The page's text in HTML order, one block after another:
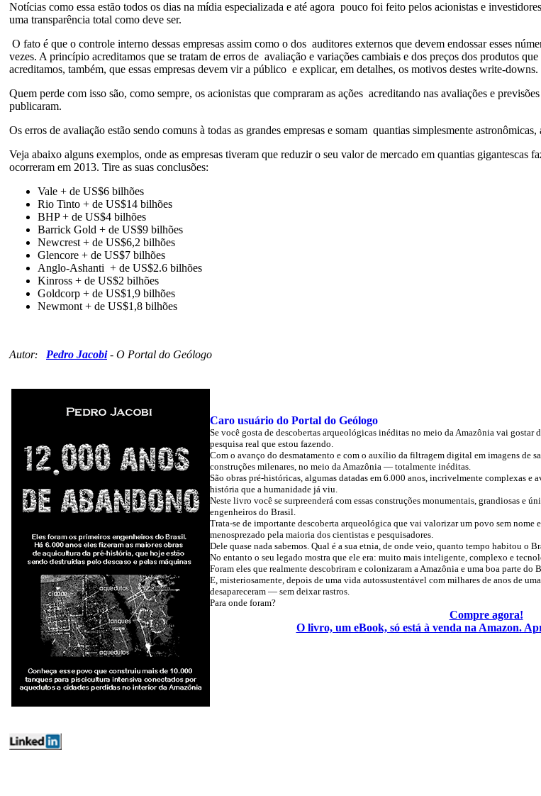
Notícias como essa estão todos os dias na mídia especializada e até agora pouco foi feito pelos acionistas e
uma transparência total como deve ser.
O fato é que o controle interno dessas empresas assim como o dos auditores externos que devem endossar esses
vezes. A princípio acreditamos que se tratam de erros de avaliação e variações cambiais e dos preços dos produtos
acreditamos, também, que essas empresas devem vir a público e explicar, em detalhes, os motivos destes write-downs.
Quem perde com isso são, como sempre, os acionistas que compraram as ações acreditando nas avaliações e
publicaram.
Os erros de avaliação estão sendo comuns à todas as grandes empresas e somam quantias simplesmente
Veja abaixo alguns exemplos, onde as empresas tiveram que reduzir o seu valor de mercado em quantias gigantescas
ocorreram em 2013. Tire as suas conclusões:
Vale + de US$6 bilhões
Rio Tinto + de US$14 bilhões
BHP + de US$4 bilhões
Barrick Gold + de US$9 bilhões
Newcrest + de US$6,2 bilhões
Glencore + de US$7 bilhões
Anglo-Ashanti + de US$2.6 bilhões
Kinross + de US$2 bilhões
Goldcorp + de US$1,9 bilhões
Newmont + de US$1,8 bilhões
Autor: Pedro Jacobi- O Portal do Geólogo
Caro usuário do Portal do Geólogo
Se você gosta de descobertas arqueológicas inéditas no meio da Amazônia vai
pesquisa real que estou fazendo.
Com o avanço do desmatamento e com o auxílio da filtragem digital em imagens de
construções milenares, no meio da Amazônia — totalmente inéditas.
São obras pré-históricas, algumas datadas em 6.000 anos, incrivelmente complexas e
história que a humanidade já viu.
Neste livro você se surpreenderá com essas construções monumentais, grandiosas e
engenheiros do Brasil.
Trata-se de importante descoberta arqueológica que vai valorizar um povo sem
menosprezado pela maioria dos cientistas e pesquisadores.
Dele quase nada sabemos. Qual é a sua etnia, de onde veio, quanto tempo habitou o
No entanto o seu legado mostra que ele era: muito mais inteligente, complexo e
Foram eles que realmente descobriram e colonizaram a Amazônia e uma boa parte do
E, misteriosamente, depois de uma vida autossustentável com milhares de anos de
desapareceram — sem deixar rastros.
Para onde foram?
Compre agora!
O livro, um eBook, só está à venda na Amazon.